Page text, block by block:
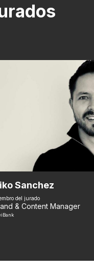
Sanchez
del jurado
& Content Manager